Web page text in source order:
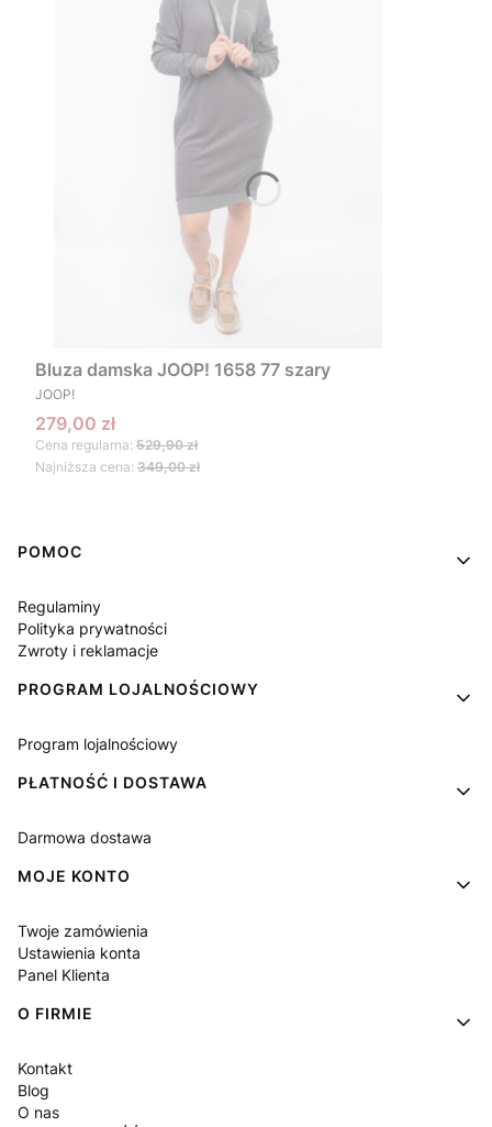
Bluza damska JOOP! 1658 77 szary
PRODUCENT
JOOP!
Cena promocyjna
279,00 zł
Cena regularna: 529,90 zł
Najniższa cena: 349,00 zł
Linki w stopce
POMOC
Regulaminy
Polityka prywatności
Zwroty i reklamacje
PROGRAM LOJALNOŚCIOWY
Program lojalnościowy
PŁATNOŚĆ I DOSTAWA
Darmowa dostawa
MOJE KONTO
Twoje zamówienia
Ustawienia konta
Panel Klienta
O FIRMIE
Kontakt
Blog
O nas